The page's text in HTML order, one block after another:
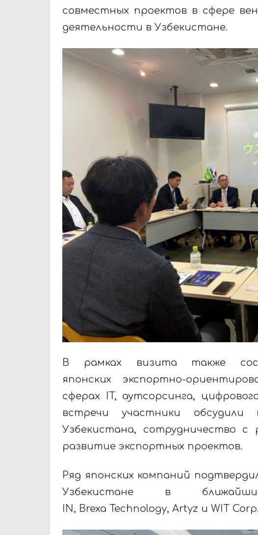
совместных проектов в сфере
деятельности в Узбекистане.
В рамках визита также
японских экспортно-
сферах IT, аутсорсинга,
встречи участники
Узбекистана, сотрудничество
развитие экспортных проектов.
Ряд японских компаний
Узбекистане в
IN, Brexa Technology, Artyz и WIT Corp.